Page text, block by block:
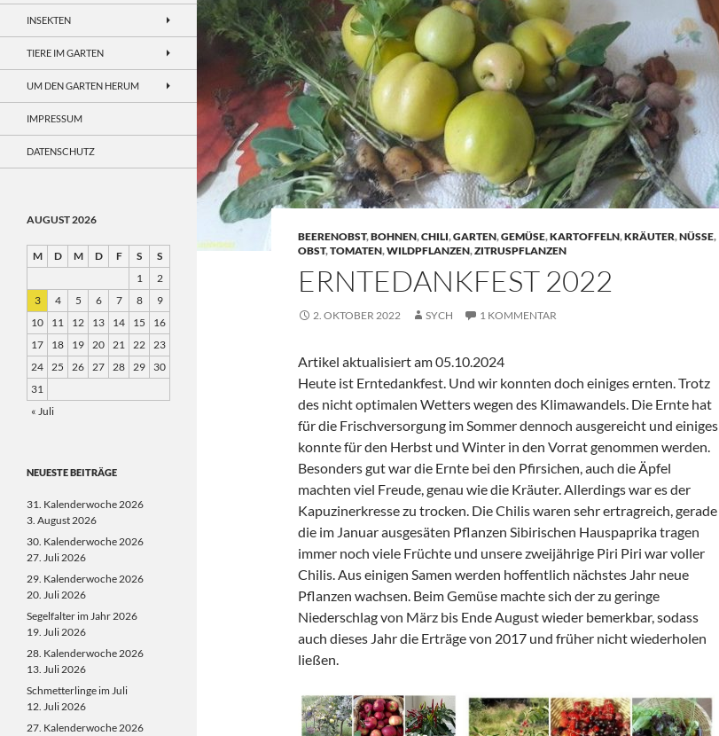
BEERENOBST,BOHNEN,CHILI,GARTEN,GEMÜSE,KARTOFFELN,KRÄUTER,NÜSSE,
OBST,TOMATEN,WILDPFLANZEN,ZITRUSPFLANZEN
ERNTEDANKFEST 2022
2. OKTOBER 2022 SYCH 1 KOMMENTAR
Artikel aktualisiert am 05.10.2024
Heute ist Erntedankfest. Und wir konnten doch einiges ernten. Trotz
des nicht optimalen Wetters wegen des Klimawandels. Die Ernte hat
für die Frischversorgung im Sommer dennoch ausgereicht und einiges
konnte für den Herbst und Winter in den Vorrat genommen werden.
Besonders gut war die Ernte bei den Pfirsichen, auch die Äpfel
machten viel Freude, genau wie die Kräuter. Allerdings war es der
Kapuzinerkresse zu trocken. Die Chilis waren sehr ertragreich, gerade
die im Januar ausgesäten Pflanzen Sibirischen Hauspaprika tragen
immer noch viele Früchte und unsere zweijährige Piri Piri war voller
Chilis. Aus einigen Samen werden hoffentlich nächstes Jahr neue
Pflanzen wachsen. Beim Gemüse machte sich der zu geringe
Niederschlag von März bis Ende August wieder bemerkbar, sodass
auch dieses Jahr die Erträge von 2017 und früher nicht wiederholen
ließen.
INSEKTEN
TIERE IM GARTEN
UM DEN GARTEN HERUM
IMPRESSUM
DATENSCHUTZ
AUGUST 2026
M D M D F S
S
1
2
3
4 5 6 7 8
9
10
11 12 13 14 15
16
17
18 19 20 21 22 23
24 25 26 27 28 29
30
31
« Juli
NEUESTE BEITRÄGE
31. Kalenderwoche 2026
3. August 2026
30. Kalenderwoche 2026
27. Juli 2026
29. Kalenderwoche 2026
20. Juli 2026
Segelfalter im Jahr 2026
19. Juli 2026
28. Kalenderwoche 2026
13. Juli 2026
Schmetterlinge im Juli
12. Juli 2026
27. Kalenderwoche 2026